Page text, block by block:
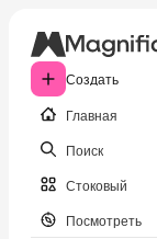
Создать
Главная
Поиск
Стоковый
Посмотреть